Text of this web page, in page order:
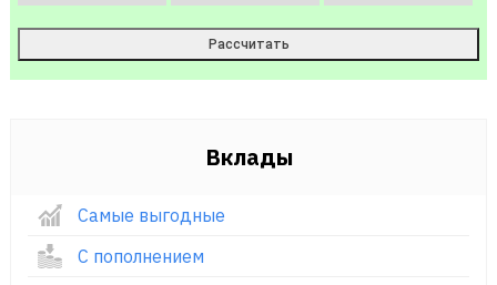
Вклады
Самые выгодные
С пополнением